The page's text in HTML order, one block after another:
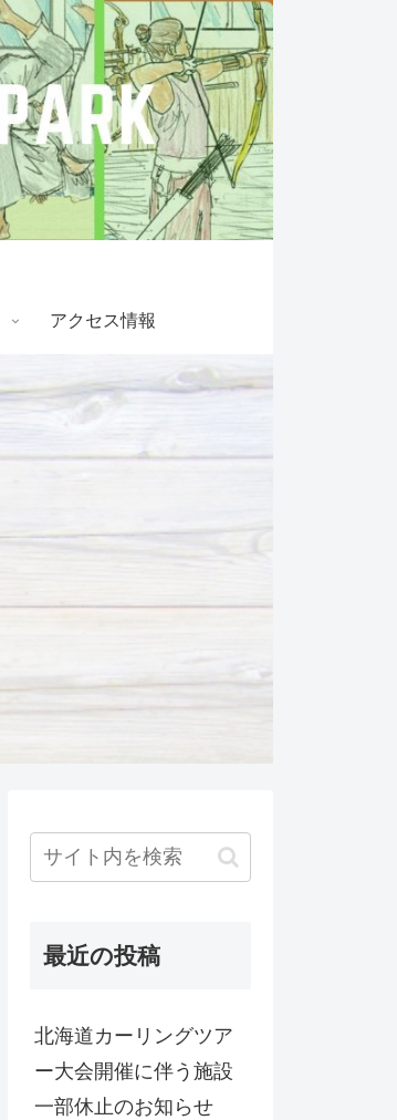
アクセス情報
最近の投稿
北海道カーリングツア
ー大会開催に伴う施設
一部休止のお知らせ